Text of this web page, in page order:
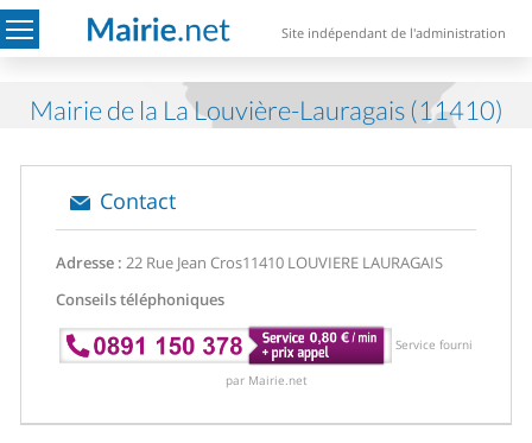
Site indépendant de l'administration
Mairie de la La Louvière-Lauragais (11410)
Contact
Adresse : 22 Rue Jean Cros11410 LOUVIERE LAURAGAIS
Conseils téléphoniques
Service fourni
par Mairie.net